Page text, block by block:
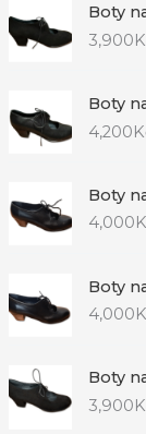
Boty
3,900
Boty
4,200
Boty
4,000
Boty
4,000
Boty
3,900